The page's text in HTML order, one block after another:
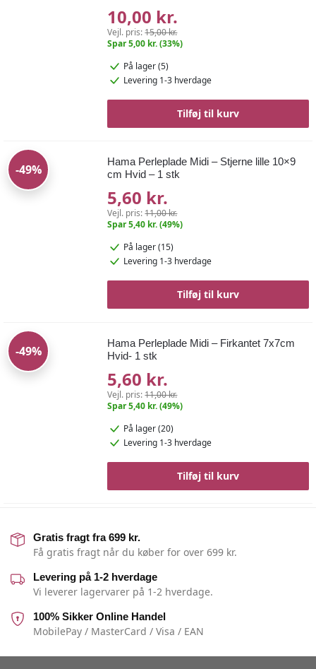
10,00 kr.
Vejl. pris:15,00 kr.
Spar 5,00 kr. (33%)
På lager (5)
Levering 1-3 hverdage
Tilføj til kurv
-49%
Hama Perleplade Midi – Stjerne lille 10×9
cm Hvid – 1 stk
5,60 kr.
Vejl. pris:11,00 kr.
Spar 5,40 kr. (49%)
På lager (15)
Levering 1-3 hverdage
Tilføj til kurv
-49%
Hama Perleplade Midi – Firkantet 7x7cm
Hvid- 1 stk
5,60 kr.
Vejl. pris:11,00 kr.
Spar 5,40 kr. (49%)
På lager (20)
Levering 1-3 hverdage
Tilføj til kurv
Gratis fragt fra 699 kr.
Få gratis fragt når du køber for over 699 kr.
Levering på 1-2 hverdage
Vi leverer lagervarer på 1-2 hverdage.
100% Sikker Online Handel
MobilePay / MasterCard / Visa / EAN